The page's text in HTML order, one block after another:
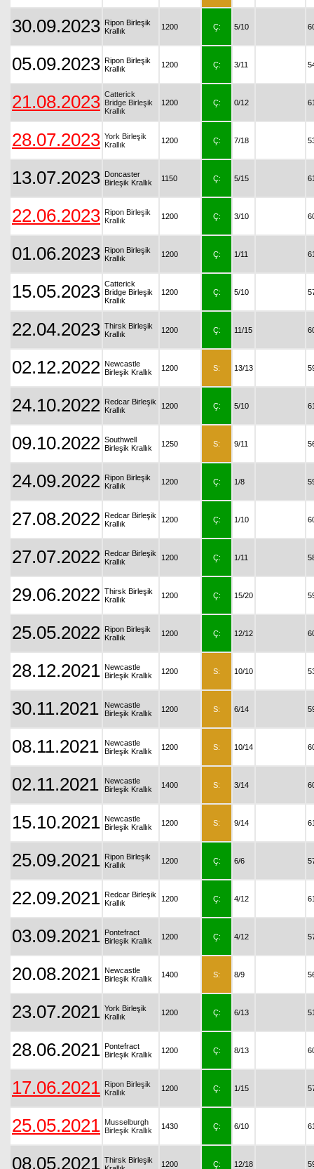
30.09.2023 Ripon Birleşik
Krallık
1200 Ç: 5/10
05.09.2023 Ripon Birleşik
Krallık
1200 Ç: 3/11
21.08.2023 Catterick
Bridge Birleşik
Krallık
1200 Ç: 0/12
28.07.2023 York Birleşik
Krallık
1200 Ç: 7/18
13.07.2023 Doncaster
Birleşik Krallık
1150 Ç: 5/15
22.06.2023 Ripon Birleşik
Krallık
1200 Ç: 3/10
01.06.2023 Ripon Birleşik
Krallık
1200 Ç: 1/11
15.05.2023 Catterick
Bridge Birleşik
Krallık
1200 Ç: 5/10
22.04.2023 Thirsk Birleşik
Krallık
1200 Ç: 11/15
02.12.2022 Newcastle
Birleşik Krallık
1200 S: 13/13
24.10.2022 Redcar Birleşik
Krallık
1200 Ç: 5/10
09.10.2022 Southwell
Birleşik Krallık
1250 S: 9/11
24.09.2022 Ripon Birleşik
Krallık
1200 Ç: 1/8
27.08.2022 Redcar Birleşik
Krallık
1200 Ç: 1/10
27.07.2022 Redcar Birleşik
Krallık
1200 Ç: 1/11
29.06.2022 Thirsk Birleşik
Krallık
1200 Ç: 15/20
25.05.2022 Ripon Birleşik
Krallık
1200 Ç: 12/12
28.12.2021 Newcastle
Birleşik Krallık
1200 S: 10/10
30.11.2021
Newcastle
Birleşik Krallık
1200 S: 6/14
08.11.2021
Newcastle
Birleşik Krallık
1200 S: 10/14
02.11.2021
Newcastle
Birleşik Krallık
1400 S: 3/14
15.10.2021 Newcastle
Birleşik Krallık
1200 S: 9/14
25.09.2021 Ripon Birleşik
Krallık
1200 Ç: 6/6
22.09.2021 Redcar Birleşik
Krallık
1200 Ç: 4/12
03.09.2021 Pontefract
Birleşik Krallık
1200 Ç: 4/12
20.08.2021 Newcastle
Birleşik Krallık
1400 S: 8/9
23.07.2021 York Birleşik
Krallık
1200 Ç: 6/13
28.06.2021 Pontefract
Birleşik Krallık
1200 Ç: 8/13
17.06.2021 Ripon Birleşik
Krallık
1200 Ç: 1/15
25.05.2021 Musselburgh
Birleşik Krallık
1430 Ç: 6/10
08.05.2021 Thirsk Birleşik
1200 Ç: 12/18